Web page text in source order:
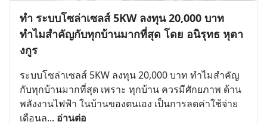
ทำ ระบบโซล่าเซลส์ 5KW ลงทุน 20,000 บาท
ทำไมสำคัญกับทุกบ้านมากที่สุด โดย อนิรุทธ หุตา
งกูร
ระบบโซล่าเซลส์ 5KW ลงทุน 20,000 บาท ทำไมสำคัญ
กับทุกบ้านมากที่สุด เพราะ ทุกบ้าน ควรมีศักยภาพ ด้าน
พลังงานไฟฟ้า ในบ้านของตนเอง เป็นการลดค่าใช้จ่าย
เดือนล... อ่านต่อ